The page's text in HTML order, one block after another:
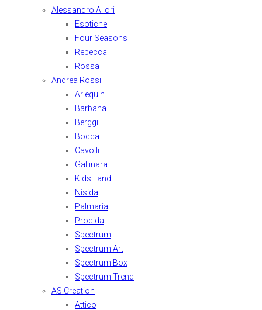
Alessandro Allori
Esotiche
Four Seasons
Rebecca
Rossa
Andrea Rossi
Arlequin
Barbana
Berggi
Bocca
Cavolli
Gallinara
Kids Land
Nisida
Palmaria
Procida
Spectrum
Spectrum Art
Spectrum Box
Spectrum Trend
AS Creation
Attico